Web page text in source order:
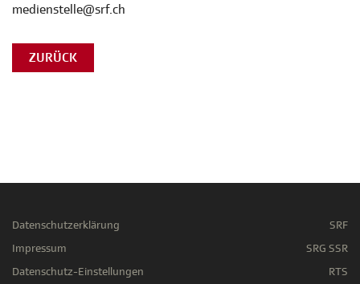
medienstelle@srf.ch
ZURÜCK
Datenschutzerklärung
Impressum
Datenschutz-Einstellungen
SRF
SRG SSR
RTS